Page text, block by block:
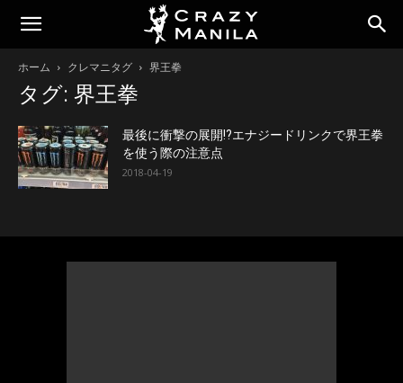
ホーム クレマニタグ 界王拳
タグ: 界王拳
最後に衝撃の展開!?エナジードリンクで界王拳
を使う際の注意点
2018-04-19